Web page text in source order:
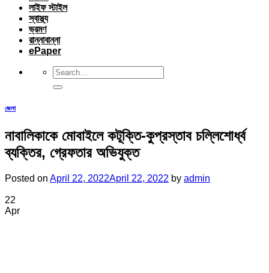
লাইফ স্টাইল
স্বাস্থ্য
ভ্রমণ
রান্নাবান্না
ePaper
জেলা
নাবালিকাকে মোবাইলে কটূক্তি-কুপ্রস্তাব চল্লিশোর্ধ্ব
ব্যক্তির, গ্রেফতার অভিযুক্ত
Posted on April 22, 2022April 22, 2022 by admin
22
Apr